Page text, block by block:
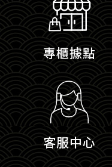
專櫃據點
客服中心